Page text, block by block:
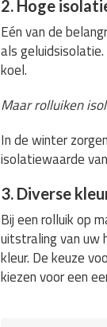
2. Hoge
Eén van de
als
koel.
Maar rolluiken
In de winter
isolatiewaarde
3. Diverse
Bij een rolluik op
uitstraling van uw
kleur. De keuze
kiezen voor een